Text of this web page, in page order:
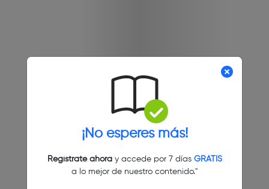
¡No esperes más!
Regístrate ahoray accede por 7 días GRATIS
a lo mejor de nuestro contenido."